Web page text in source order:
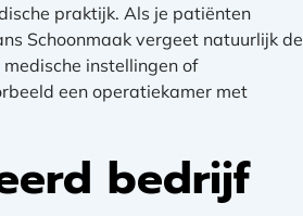
praktijk. Als je patiënten
Schoonmaak vergeet natuurlijk de
instellingen of
een operatiekamer met
bedrijf